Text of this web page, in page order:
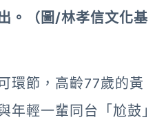
。（圖/林孝信文化基
環節，高齡77歲的黃
年輕一輩同台「尬鼓」